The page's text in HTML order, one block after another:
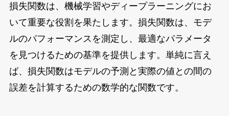
損失関数は、機械学習やディープラーニングにお
いて重要な役割を果たします。損失関数は、モデ
ルのパフォーマンスを測定し、最適なパラメータ
を見つけるための基準を提供します。単純に言え
ば、損失関数はモデルの予測と実際の値との間の
誤差を計算するための数学的な関数です。